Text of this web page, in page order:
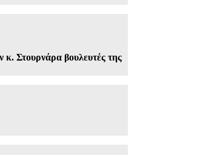
κ. Στουρνάρα βουλευτές της